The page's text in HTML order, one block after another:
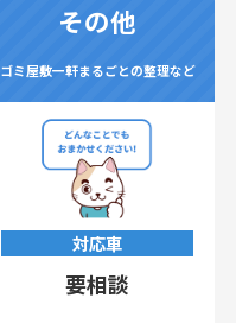
その他
ゴミ屋敷一軒まるごとの整理など
対応車
要相談